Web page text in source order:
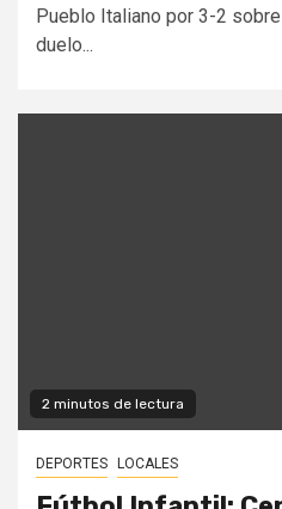
Pueblo Italiano por 3-2
duelo...
2 minutos de lectura
DEPORTES LOCALES